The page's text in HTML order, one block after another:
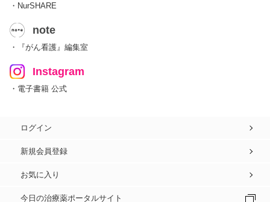
・NurSHARE
note
・『がん看護』編集室
Instagram
・電子書籍 公式
ログイン
新規会員登録
お気に入り
今日の治療薬ポータルサイト